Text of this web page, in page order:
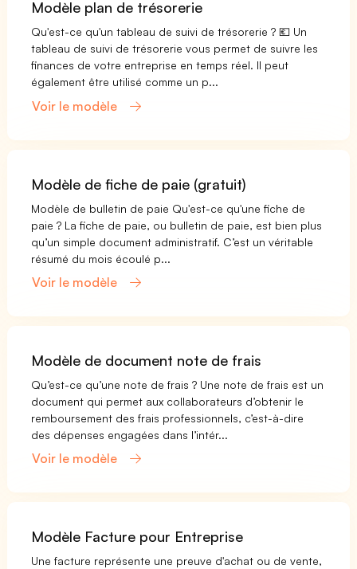
Modèle plan de trésorerie
Qu'est-ce qu'un tableau de suivi de trésorerie ? 💶 Un
tableau de suivi de trésorerie vous permet de suivre les
finances de votre entreprise en temps réel. Il peut
également être utilisé comme un p...
Voir le modèle
Modèle de fiche de paie (gratuit)
Modèle de bulletin de paie Qu'est-ce qu'une fiche de
paie ? La fiche de paie, ou bulletin de paie, est bien plus
qu’un simple document administratif. C’est un véritable
résumé du mois écoulé p...
Voir le modèle
Modèle de document note de frais
Qu’est-ce qu’une note de frais ? Une note de frais est un
document qui permet aux collaborateurs d’obtenir le
remboursement des frais professionnels, c’est-à-dire
des dépenses engagées dans l’intér...
Voir le modèle
Modèle Facture pour Entreprise
Une facture représente une preuve d'achat ou de vente,